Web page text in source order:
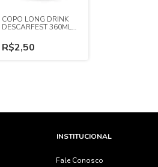
COPO LONG DRINK
DESCARFEST 360ML
R$2,50
INSTITUCIONAL
Fale Conosco